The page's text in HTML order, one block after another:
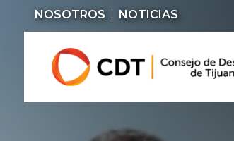
NOSOTROS NOTICIAS